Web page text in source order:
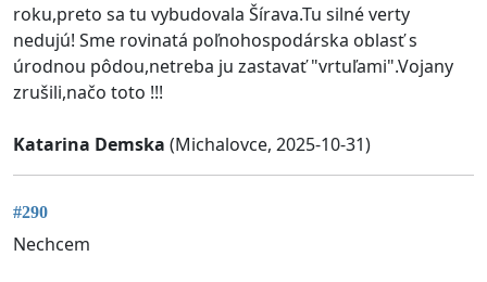
roku,preto sa tu vybudovala Šírava.Tu silné verty
nedujú! Sme rovinatá poľnohospodárska oblasť s
úrodnou pôdou,netreba ju zastavať "vrtuľami".Vojany
zrušili,načo toto !!!
Katarina Demska (Michalovce, 2025-10-31)
#290
Nechcem